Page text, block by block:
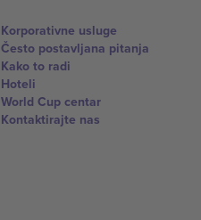
Korporativne usluge
Često postavljana pitanja
Kako to radi
Hoteli
World Cup centar
Kontaktirajte nas